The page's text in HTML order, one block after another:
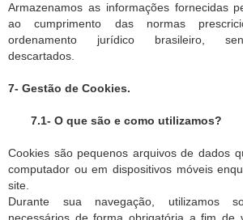
Armazenamos as informações fornecidas
ao cumprimento das normas
ordenamento jurídico brasileiro,
descartados.
7- Gestão de Cookies.
7.1- O que são e como utilizamos?
Cookies são pequenos arquivos de dados
computador ou em dispositivos móveis
site.
Durante sua navegação, utilizamos